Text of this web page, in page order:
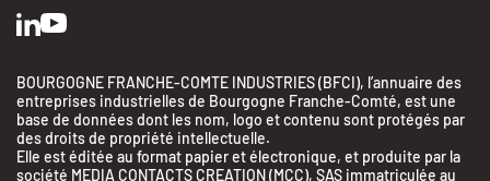
BOURGOGNE FRANCHE-COMTE INDUSTRIES (BFCI), l’annuaire des
entreprises industrielles de Bourgogne Franche-Comté, est une
base de données dont les nom, logo et contenu sont protégés par
des droits de propriété intellectuelle.
Elle est éditée au format papier et électronique, et produite par la
société MEDIA CONTACTS CREATION (MCC), SAS immatriculée au